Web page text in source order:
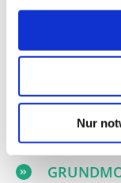
Nur
UNSER
Wir bieten
Gerätemontage an,